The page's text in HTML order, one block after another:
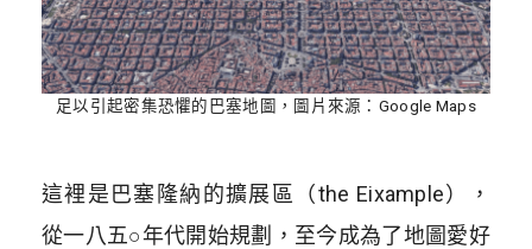
足以引起密集恐懼的巴塞地圖，圖片來源：Google Maps
這裡是巴塞隆納的擴展區（the Eixample），
從一八五○年代開始規劃，至今成為了地圖愛好